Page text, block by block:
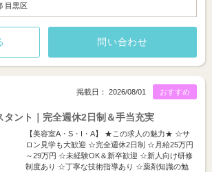
目黒区
問い合わせ
おすすめ
掲載日： 2026/08/01
タント｜完全週休2日制＆手当充実
【美容室A・S・I・A】 ★この求人の魅力★ ☆サ
ロン見学も大歓迎 ☆完全週休2日制 ☆月給25万円
～29万円 ☆未経験OK＆新卒歓迎 ☆新人向け研修
制度あり ☆丁寧な技術指導あり ☆薬剤知識の勉